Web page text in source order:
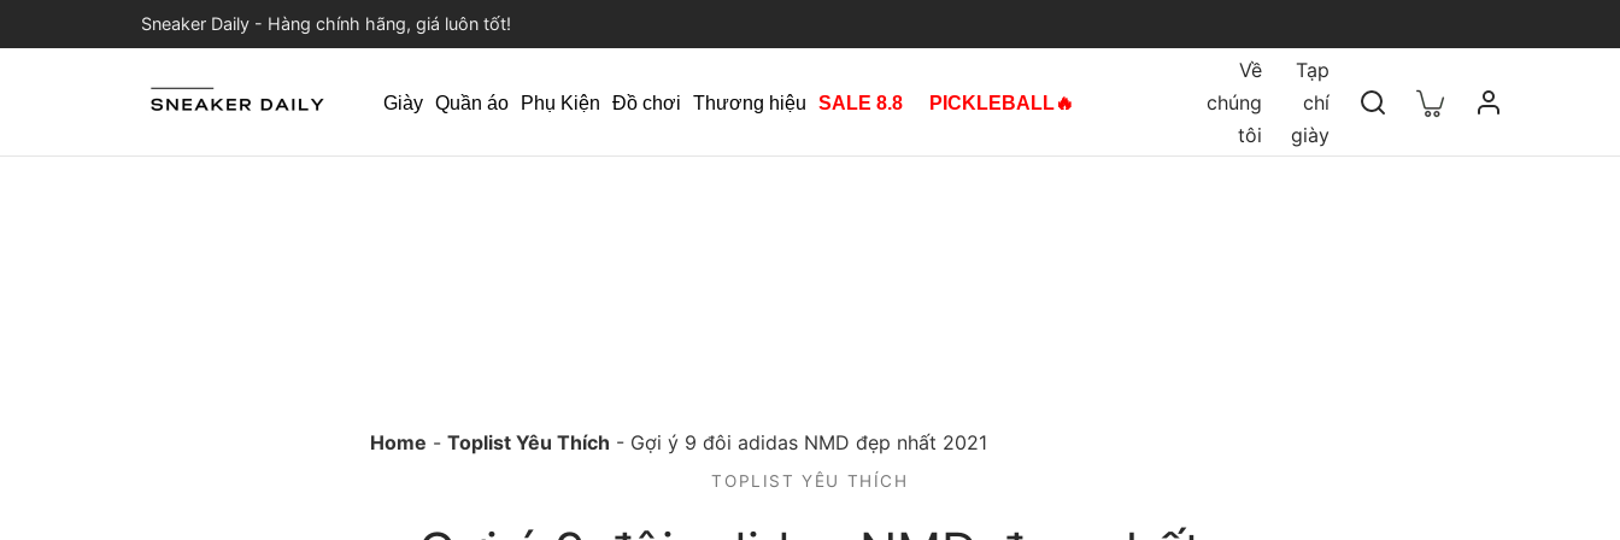
Sneaker Daily - Hàng chính hãng, giá luôn tốt!
Giày Quần áo Phụ Kiện Đồ chơi Thương hiệu SALE 8.8 PICKLEBALL🔥
Về
chúng
tôi
Tạp
chí
giày
Home - Toplist Yêu Thích - Gợi ý 9 đôi adidas NMD đẹp nhất 2021
TOPLIST YÊU THÍCH